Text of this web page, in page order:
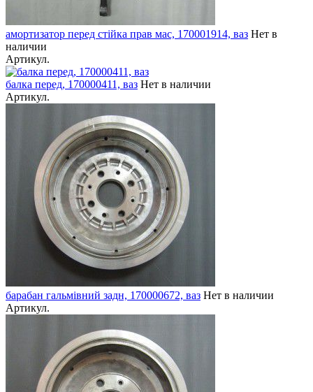
амортизатор перед стійка прав мас, 170001914, ваз Нет в
наличии
Артикул.
балка перед, 170000411, ваз Нет в наличии
Артикул.
барабан гальмівний задн, 170000672, ваз Нет в наличии
Артикул.